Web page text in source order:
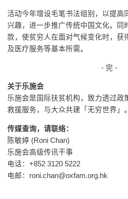
活动今年增设毛笔书法组别，以提高
兴趣，进一步推广传统中国文化。同
款，使贫穷人在面对气候变化时，获
及医疗服务等基本所需。
- 完 -
关于乐施会
乐施会是国际扶贫机构，致力透过政
救援服务，与大众共建「无穷世界」。
传媒查询，请联络：
陈敏婷 (Roni Chan)
乐施会高级传讯干事
电话：+852 3120 5222
电邮： roni.chan@oxfam.org.hk